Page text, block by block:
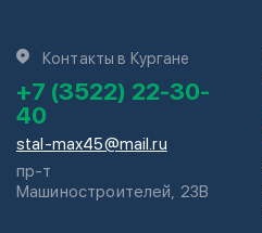
Контакты в Кургане
+7 (3522) 22-30-
40
stal-max45@mail.ru
пр-т
Машиностроителей, 23В